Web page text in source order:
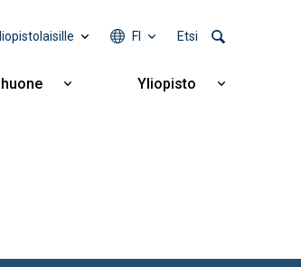
FI Etsi
Näytä
Yliopisto
Näytä